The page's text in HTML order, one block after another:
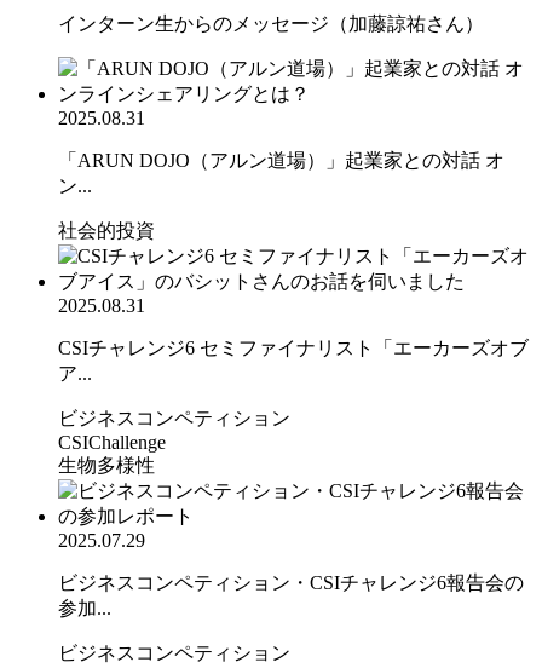
インターン生からのメッセージ（加藤諒祐さん）
2025.08.31
「ARUN DOJO（アルン道場）」起業家との対話 オ
ン...
社会的投資
2025.08.31
CSIチャレンジ6 セミファイナリスト「エーカーズオブ
ア...
ビジネスコンペティション
CSIChallenge
生物多様性
2025.07.29
ビジネスコンペティション・CSIチャレンジ6報告会の
参加...
ビジネスコンペティション